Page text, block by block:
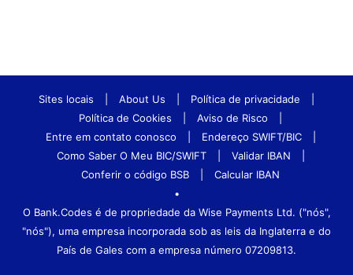
Sites locais About Us Política de privacidade
Política de Cookies
Aviso de Risco
Entre em contato conosco
Endereço SWIFT/BIC
Como Saber O Meu BIC/SWIFT
Validar IBAN
Conferir o código BSB
Calcular IBAN
•
O Bank.Codes é de propriedade da Wise Payments Ltd. ("nós",
"nós"), uma empresa incorporada sob as leis da Inglaterra e do
País de Gales com a empresa número 07209813.